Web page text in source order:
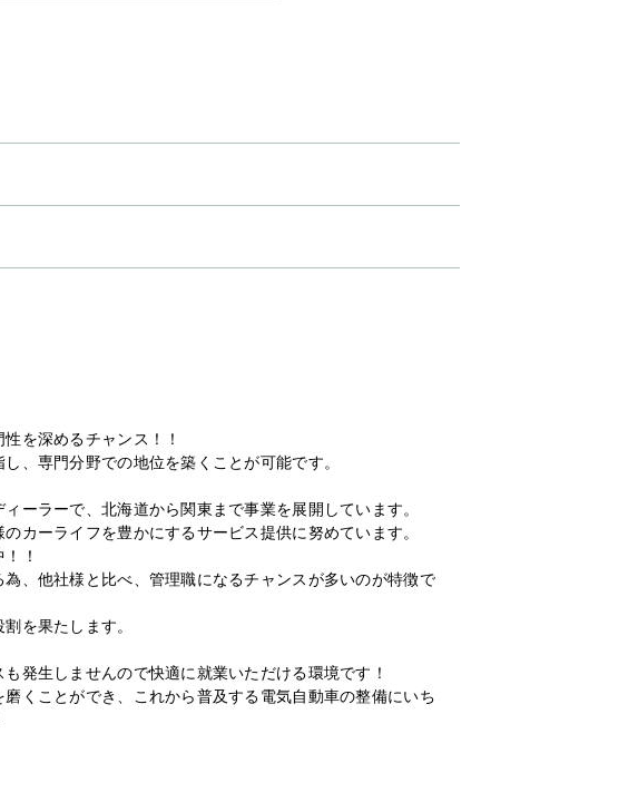
を深めるチャンス！！
、専門分野での地位を築くことが可能です。
ーラーで、北海道から関東まで事業を展開しています。
カーライフを豊かにするサービス提供に努めています。
！
、他社様と比べ、管理職になるチャンスが多いのが特徴で
を果たします。
発生しませんので快適に就業いただける環境です！
くことができ、これから普及する電気自動車の整備にいち